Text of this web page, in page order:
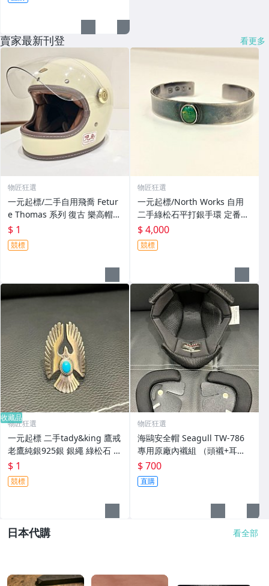
賣家最新刊登 看更多
物匠狂選
一元起標/二手自用飛喬 Fetur
e Thomas 系列 復古 樂高帽
全罩安全帽 內襯L號
$ 1
競標
物匠狂選
￼一元起標/North Works 自用
二手綠松石平打銀手環 定番經
典 日本職人謹製 手鐲 銀飾
$ 4,000
競標
收藏品
物匠狂選
一元起標 二手tady&king 鷹戒
老鷹純銀925銀 銀繩 綠松石 土
耳其石 手工日本品牌 （DEAR
BLOSSOM north works參
考）
$ 1
競標
物匠狂選
海鷗安全帽 Seagull TW-786
專用原廠內襯組 （頭襯+耳
襯）黑色網布 TW786 頭襯 內
襯 耳墊 台灣製 非皮革
$ 700
直購
日本代購 看全部